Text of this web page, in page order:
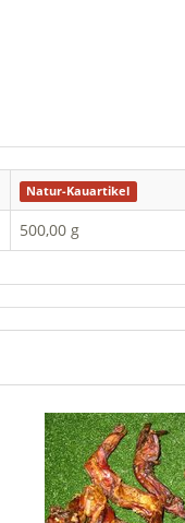
Natur-Kauartikel
500,00 g